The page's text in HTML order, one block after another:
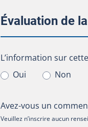
Évaluation de
L’information sur
L’information sur
Oui
Non
Avez-vous un
Veuillez n’inscrire aucun